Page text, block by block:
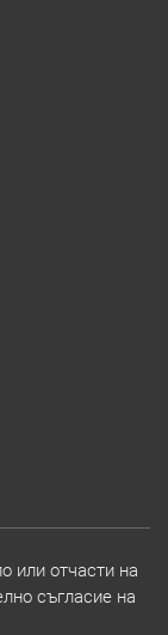
или отчасти на
съгласие на